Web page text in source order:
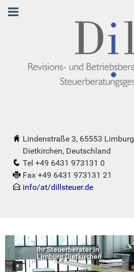
Lindenstraße 3, 65553 Limburg
Dietkirchen, Deutschland
Tel +49 6431 973131 0
Fax +49 6431 973131 21
info/at/dillsteuer.de
Ihr Steuerberater in
Limburg Dietkirchen